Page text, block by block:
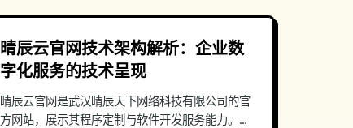
晴辰云官网技术架构解析：企业数
字化服务的技术呈现
晴辰云官网是武汉晴辰天下网络科技有限公司的官
方网站，展示其程序定制与软件开发服务能力。本